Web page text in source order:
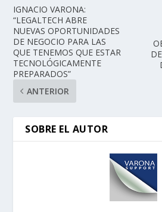
IGNACIO VARONA:
“LEGALTECH ABRE
NUEVAS OPORTUNIDADES
DE NEGOCIO PARA LAS
QUE TENEMOS QUE ESTAR
TECNOLÓGICAMENTE
PREPARADOS”
ANTERIOR
SOBRE EL AUTOR